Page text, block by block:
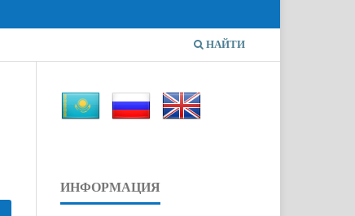
НАЙТИ
ИНФОРМАЦИЯ